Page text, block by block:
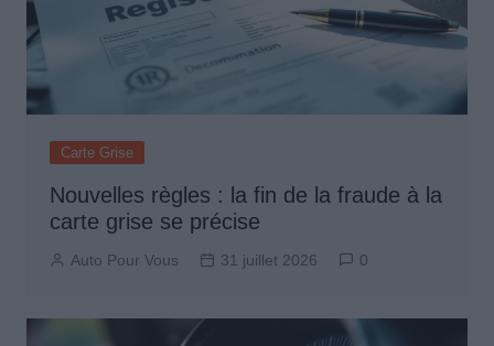
Carte Grise
Nouvelles règles : la fin de la fraude à la
carte grise se précise
Auto Pour Vous 31 juillet 2026 0